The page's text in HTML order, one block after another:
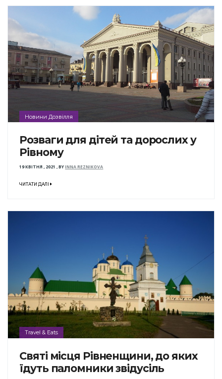
Новини Дозвілля
Розваги для дітей та дорослих у
Рівному
19 КВІТНЯ , 2021 ,BYINNA REZNIKOVA
ЧИТАТИ ДАЛІ
Travel & Eats
Святі місця Рівненщини, до яких
їдуть паломники звідусіль